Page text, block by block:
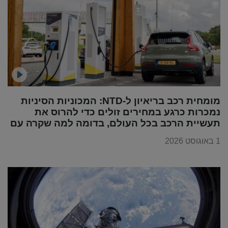
מומחית רכב בריאיון ל-NTD: המכוניות הסיניות
נמכרות כרגע במחירים זולים כדי להרוס את
תעשיית הרכב בכל העולם, בדומה למה שקרה עם
1 באוגוסט 2026